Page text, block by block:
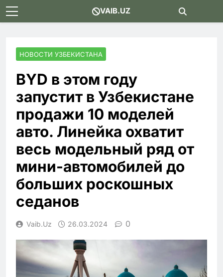
Skip
to
VAIB.UZ
НОВОСТИ УЗБЕКИСТАНА
BYD в этом году
запустит в Узбекистане
продажи 10 моделей
авто. Линейка охватит
весь модельный ряд от
мини-автомобилей до
больших роскошных
седанов
Vaib.uz 26.03.2024 0